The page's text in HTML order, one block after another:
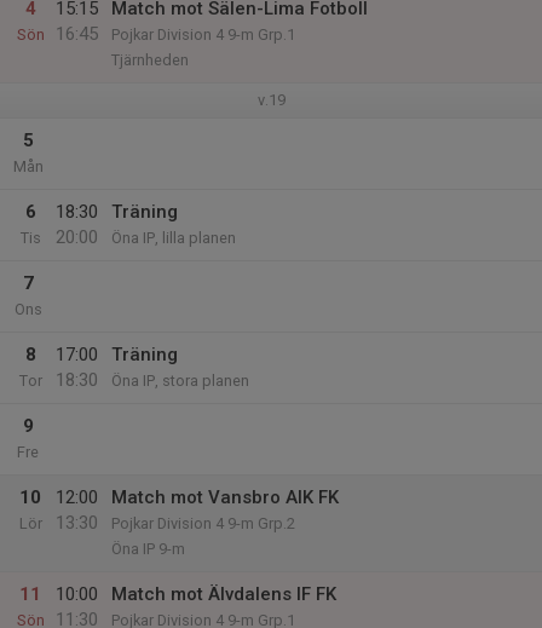
4
Sön
15:15
16:45
Match mot Sälen-Lima Fotboll
Pojkar Division 4 9-m Grp.1
Tjärnheden
v.19
5
Mån
6
Tis
18:30
20:00
Träning
Öna IP, lilla planen
7
Ons
8
Tor
17:00
18:30
Träning
Öna IP, stora planen
9
Fre
10
Lör
12:00
13:30
Match mot Vansbro AIK FK
Pojkar Division 4 9-m Grp.2
Öna IP 9-m
11
Sön
10:00
11:30
Match mot Älvdalens IF FK
Pojkar Division 4 9-m Grp.1